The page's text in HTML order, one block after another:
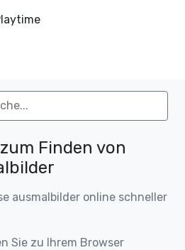
Finden von
ausmalbilder online schneller
Sie zu Ihrem Browser